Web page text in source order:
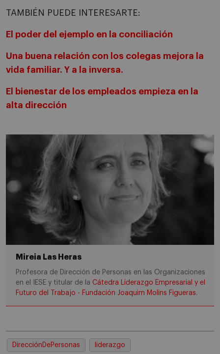
TAMBIÉN PUEDE INTERESARTE:
El poder del ejemplo en la conciliación
Una buena relación con los colegas mejora la
vida familiar. Y a la inversa.
El bienestar de los empleados empieza en la
alta dirección
Mireia Las Heras
Profesora de Dirección de Personas en las Organizaciones
en el IESE y titular de la Cátedra Liderazgo Empresarial y el
Futuro del Trabajo - Fundación Joaquim Molins Figueras.
DirecciónDePersonas liderazgo